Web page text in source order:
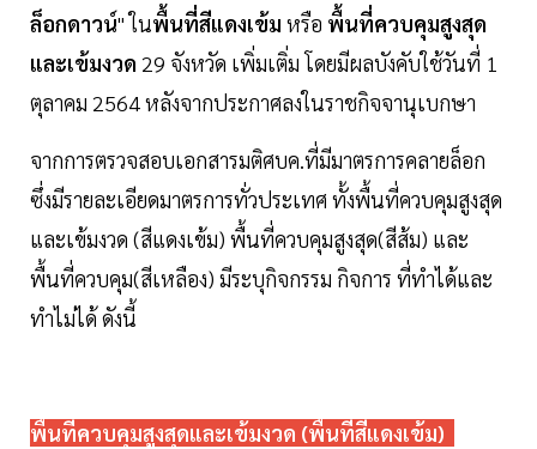
ล็อกดาวน์" ในพื้นที่สีแดงเข้ม หรือ พื้นที่ควบคุมสูงสุด
และเข้มงวด 29 จังหวัด เพิ่มเติ่ม โดยมีผลบังคับใช้วันที่ 1
ตุลาคม 2564 หลังจากประกาศลงในราชกิจจานุเบกษา
จากการตรวจสอบเอกสารมติศบค.ที่มีมาตรการคลายล็อก
ซึ่งมีรายละเอียดมาตรการทั่วประเทศ ทั้งพื้นที่ควบคุมสูงสุด
และเข้มงวด (สีแดงเข้ม) พื้นที่ควบคุมสูงสุด(สีส้ม) และ
พื้นที่ควบคุม(สีเหลือง) มีระบุกิจกรรม กิจการ ที่ทำได้และ
ทำไม่ได้ ดังนี้
พื้นที่ควบคุมสูงสุดและเข้มงวด (พื้นที่สีแดงเข้ม)